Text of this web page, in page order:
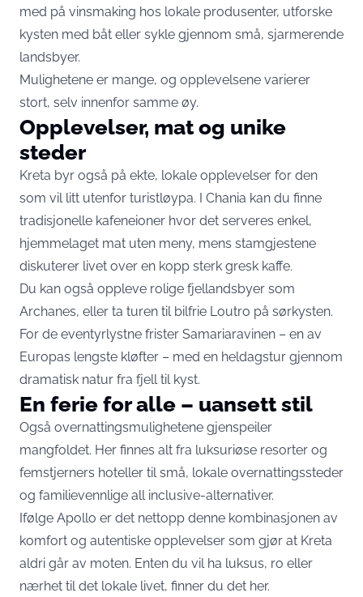
med på vinsmaking hos lokale produsenter, utforske
kysten med båt eller sykle gjennom små, sjarmerende
landsbyer.
Mulighetene er mange, og opplevelsene varierer
stort, selv innenfor samme øy.
Opplevelser, mat og unike
steder
Kreta byr også på ekte, lokale opplevelser for den
som vil litt utenfor turistløypa. I Chania kan du finne
tradisjonelle kafeneioner hvor det serveres enkel,
hjemmelaget mat uten meny, mens stamgjestene
diskuterer livet over en kopp sterk gresk kaffe.
Du kan også oppleve rolige fjellandsbyer som
Archanes, eller ta turen til bilfrie Loutro på sørkysten.
For de eventyrlystne frister Samariaravinen – en av
Europas lengste kløfter – med en heldagstur gjennom
dramatisk natur fra fjell til kyst.
En ferie for alle – uansett stil
Også overnattingsmulighetene gjenspeiler
mangfoldet. Her finnes alt fra luksuriøse resorter og
femstjerners hoteller til små, lokale overnattingssteder
og familievennlige all inclusive-alternativer.
Ifølge Apollo er det nettopp denne kombinasjonen av
komfort og autentiske opplevelser som gjør at Kreta
aldri går av moten. Enten du vil ha luksus, ro eller
nærhet til det lokale livet, finner du det her.